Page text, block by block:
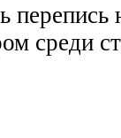
перепись
среди